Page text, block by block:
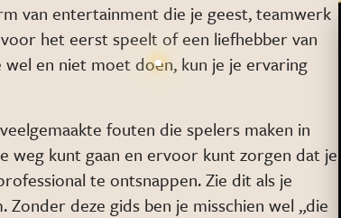
van entertainment die je geest, teamwerk
het eerst speelt of een liefhebber van
en niet moet doen, kun je je ervaring
fouten die spelers maken in
weg kunt gaan en ervoor kunt zorgen dat je
te ontsnappen. Zie dit als je
deze gids ben je misschien wel „die